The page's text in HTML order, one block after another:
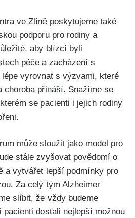
ve Zlíně poskytujeme také
podporu pro rodiny a
aby blízcí byli
péče a zacházení s
vyrovnat s výzvami, které
choroba přináší. Snažíme se
se pacienti i jejich rodiny
může sloužit jako model pro
stále zvyšovat povědomí o
a vytvářet lepší podmínky pro
Za celý tým Alzheimer
slíbit, že vždy budeme
pacienti dostali nejlepší možnou